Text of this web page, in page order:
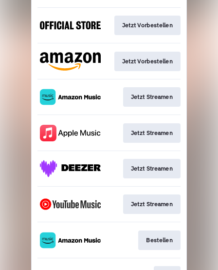
Jetzt Vorbestellen
Jetzt Vorbestellen
Jetzt Streamen
Jetzt Streamen
Jetzt Streamen
Jetzt Streamen
Bestellen